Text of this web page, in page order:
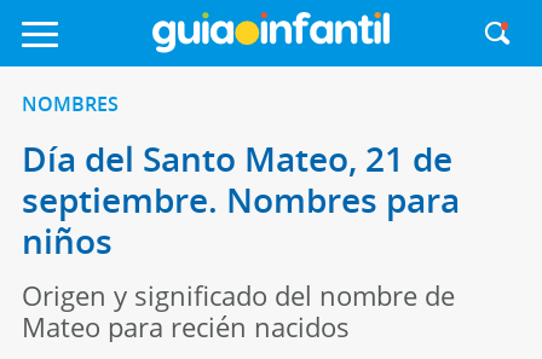
NOMBRES
Día del Santo Mateo, 21 de
septiembre. Nombres para
niños
Origen y significado del nombre de
Mateo para recién nacidos